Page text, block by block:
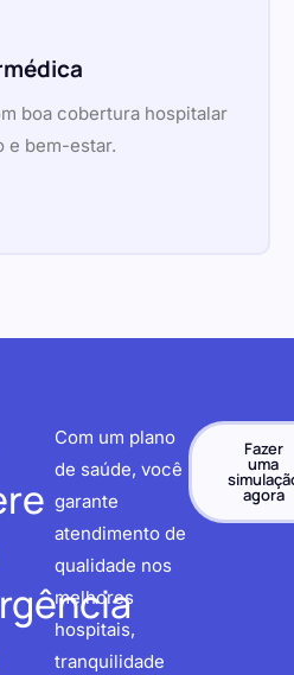
boa cobertura hospitalar
e bem-estar.
Com um plano
de saúde, você
garante
atendimento de
qualidade nos
melhores
hospitais,
tranquilidade
Fazer
uma
agora